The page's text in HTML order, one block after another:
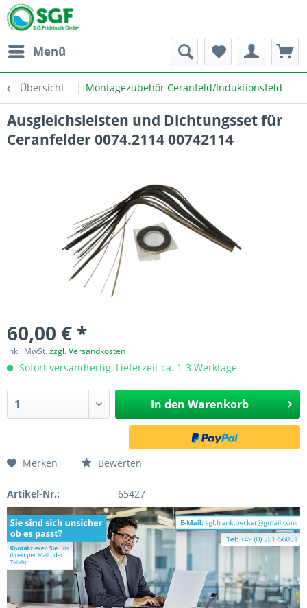
Menü
Übersicht Montagezubehör Ceranfeld/Induktionsfeld
Ausgleichsleisten und Dichtungsset für
Ceranfelder 0074.2114 00742114
60,00 € *
inkl. MwSt.zzgl. Versandkosten
Sofort versandfertig, Lieferzeit ca. 1-3 Werktage
In den Warenkorb
Merken Bewerten
Artikel-Nr.: 65427